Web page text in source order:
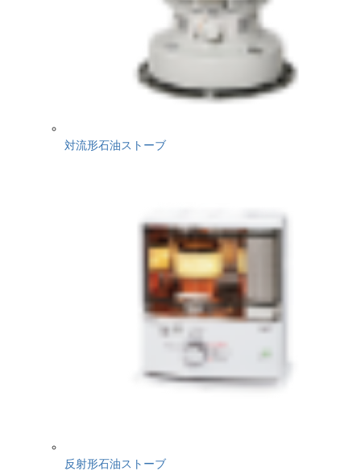
対流形石油ストーブ
反射形石油ストーブ